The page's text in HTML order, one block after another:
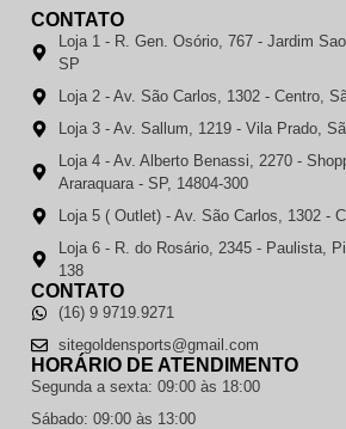
CONTATO
Loja 1 - R. Gen. Osório, 767 - Jardim
SP
Loja 2 - Av. São Carlos, 1302 - Centro,
Loja 3 - Av. Sallum, 1219 - Vila Prado,
Loja 4 - Av. Alberto Benassi, 2270 -
Araraquara - SP, 14804-300
Loja 5 ( Outlet) - Av. São Carlos, 1302 -
Loja 6 - R. do Rosário, 2345 - Paulista,
138
CONTATO
(16) 9 9719.9271
sitegoldensports@gmail.com
HORÁRIO DE ATENDIMENTO
Segunda a sexta: 09:00 às 18:00
Sábado: 09:00 às 13:00